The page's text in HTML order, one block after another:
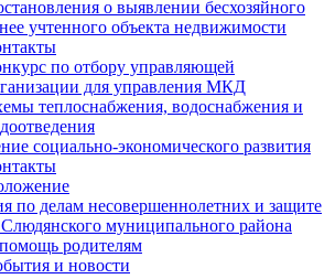
о выявлении бесхозяйного
учтенного объекта недвижимости
по отбору управляющей
для управления МКД
теплоснабжения, водоснабжения и
социально-экономического развития
по делам несовершеннолетних и защите
муниципального района
родителям
и новости